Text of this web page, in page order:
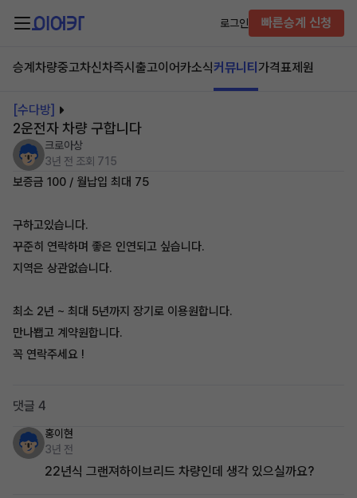
로그인 빠른승계 신청
승계차량중고차신차즉시출고이어카소식커뮤니티 가격표제원
[수다방]
2운전자 차량 구합니다
크로아상
3년 전 조회 715
보증금 100 / 월납입 최대 75
구하고있습니다.
꾸준히 연락하며 좋은 인연되고 싶습니다.
지역은 상관없습니다.
최소 2년 ~ 최대 5년까지 장기로 이용원합니다.
만나봽고 계약원합니다.
꼭 연락주세요 !
댓글 4
홍이현
3년 전
22년식 그랜져하이브리드 차량인데 생각 있으실까요?